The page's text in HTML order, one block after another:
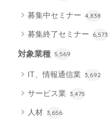
募集中セミナー 4,838
募集終了セミナー 6,573
対象業種 5,569
IT、情報通信業 3,692
サービス業 3,475
人材 3,656